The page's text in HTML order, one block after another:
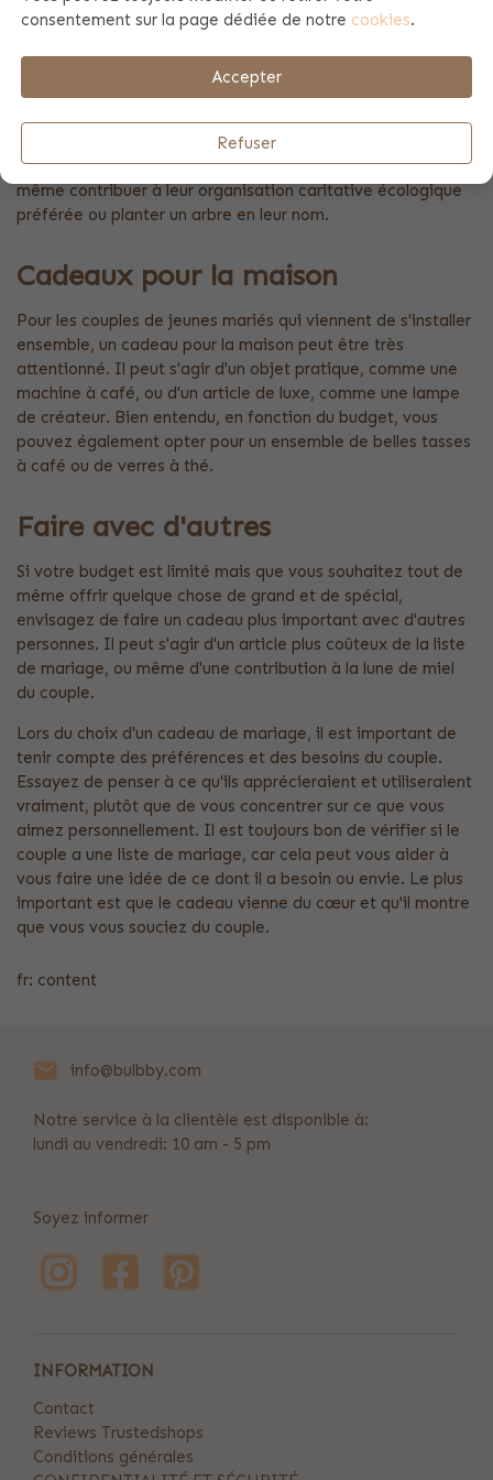
Cadeaux durables
Si le couple est soucieux de l'environnement, pensez à offrir
un cadeau durable. Il peut s'agir d'un jardin d'herbes
aromatiques d'intérieur, d'un bac à compost ou d'un
ensemble de sacs de courses réutilisables. Vous pouvez
même contribuer à leur organisation caritative écologique
préférée ou planter un arbre en leur nom.
Cadeaux pour la maison
Pour les couples de jeunes mariés qui viennent de s'installer
ensemble, un cadeau pour la maison peut être très
attentionné. Il peut s'agir d'un objet pratique, comme une
machine à café, ou d'un article de luxe, comme une lampe
de créateur. Bien entendu, en fonction du budget, vous
pouvez également opter pour un ensemble de belles tasses
à café ou de verres à thé.
Faire avec d'autres
Si votre budget est limité mais que vous souhaitez tout de
même offrir quelque chose de grand et de spécial,
envisagez de faire un cadeau plus important avec d'autres
personnes. Il peut s'agir d'un article plus coûteux de la liste
de mariage, ou même d'une contribution à la lune de miel
du couple.
Lors du choix d'un cadeau de mariage, il est important de
tenir compte des préférences et des besoins du couple.
Essayez de penser à ce qu'ils apprécieraient et utiliseraient
vraiment, plutôt que de vous concentrer sur ce que vous
aimez personnellement. Il est toujours bon de vérifier si le
couple a une liste de mariage, car cela peut vous aider à
vous faire une idée de ce dont il a besoin ou envie. Le plus
important est que le cadeau vienne du cœur et qu'il montre
que vous vous souciez du couple.
fr: content
info@bulbby.com
Notre service à la clientèle est disponible à:
lundi au vendredi: 10 am - 5 pm
Soyez informer
INFORMATION
Contact
Reviews Trustedshops
Conditions générales
consentement sur la page dédiée de notre cookies.
Accepter
Refuser